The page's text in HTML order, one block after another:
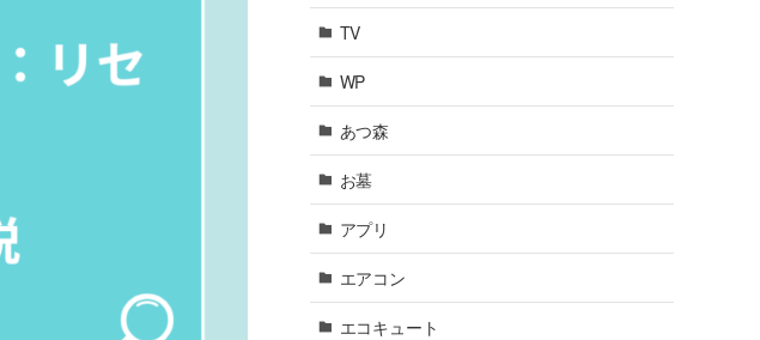
TV
WP
あつ森
お墓
アプリ
エアコン
エコキュート